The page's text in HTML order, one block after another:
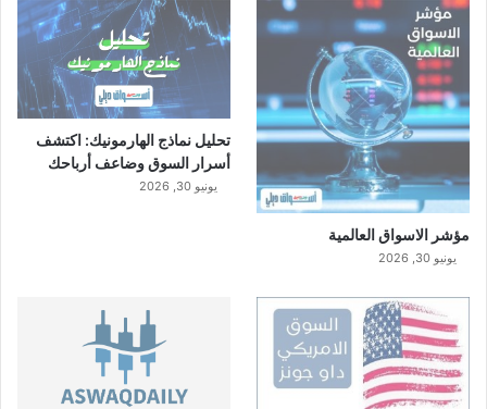
مؤشر الاسواق العالمية
يونيو 30, 2026
تحليل نماذج الهارمونيك: اكتشف
أسرار السوق وضاعف أرباحك
يونيو 30, 2026